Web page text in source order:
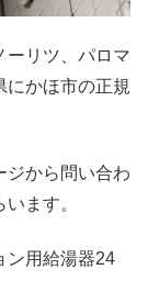
ーリツ、パロマ
にかほ市の正規
ジから問い合わ
ます。
ン用給湯器24